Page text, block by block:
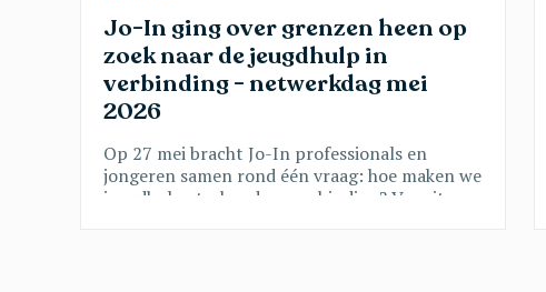
Jo-In ging over grenzen heen op
zoek naar de jeugdhulp in
verbinding - netwerkdag mei
2026
Op 27 mei bracht Jo-In professionals en
jongeren samen rond één vraag: hoe maken we
jeugdhulp sterker door verbinding? Vanuit